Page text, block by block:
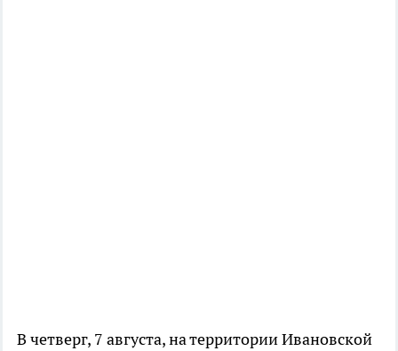
В четверг, 7 августа, на территории Ивановской